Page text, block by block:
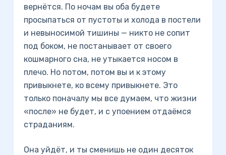
вернётся. По ночам вы оба будете
просыпаться от пустоты и холода в постели
и невыносимой тишины — никто не сопит
под боком, не постанывает от своего
кошмарного сна, не утыкается носом в
плечо. Но потом, потом вы и к этому
привыкнете, ко всему привыкнете. Это
только поначалу мы все думаем, что жизни
«после» не будет, и с упоением отдаёмся
страданиям.
Она уйдёт, и ты сменишь не один десяток